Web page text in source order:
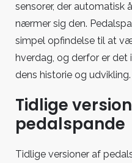
sensorer, der automatisk
nærmer sig den.
simpel opfindelse til at
hverdag, og derfor er
dens historie og udvikling.
Tidlige
pedalspande
Tidlige versioner af